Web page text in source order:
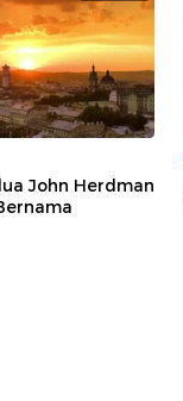
John Herdman